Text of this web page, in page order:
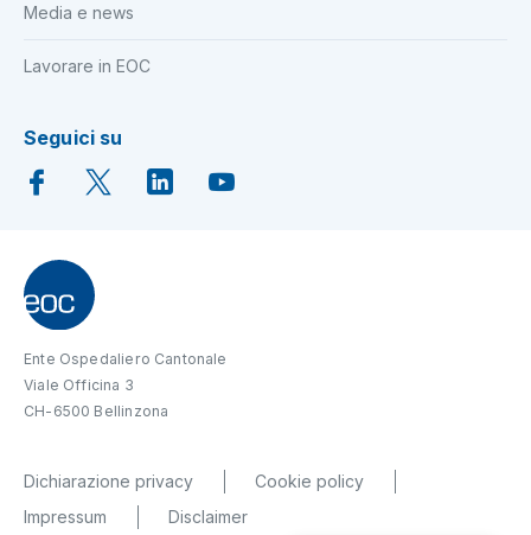
Media e news
Lavorare in EOC
Seguici su
Ente Ospedaliero Cantonale
Viale Officina 3
CH-6500 Bellinzona
Dichiarazione privacy
Cookie policy
Impressum
Disclaimer